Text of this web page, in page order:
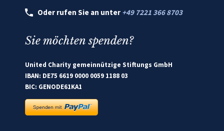
Oder rufen Sie an unter +49 7221 366 8703
Sie möchten spenden?
United Charity gemeinnützige Stiftungs GmbH
IBAN: DE75 6619 0000 0059 1188 03
BIC: GENODE61KA1